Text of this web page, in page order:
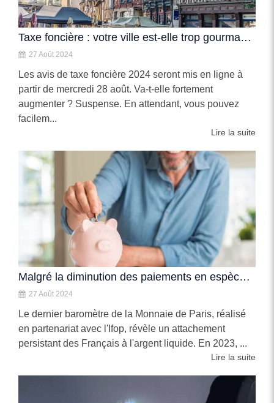
Taxe foncière : votre ville est-elle trop gourmande ?
27 Août 2024
Les avis de taxe foncière 2024 seront mis en ligne à
partir de mercredi 28 août. Va-t-elle fortement
augmenter ? Suspense. En attendant, vous pouvez
facilem...
Lire la suite
Malgré la diminution des paiements en espèces, l'appétit pour le cash demeure
27 Août 2024
Le dernier baromètre de la Monnaie de Paris, réalisé
en partenariat avec l'Ifop, révèle un attachement
persistant des Français à l'argent liquide. En 2023, ...
Lire la suite